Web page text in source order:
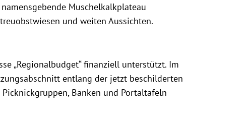
Muschelkalkplateau
und weiten Aussichten.
„Regionalbudget“ finanziell unterstützt. Im
entlang der jetzt beschilderten
Bänken und Portaltafeln